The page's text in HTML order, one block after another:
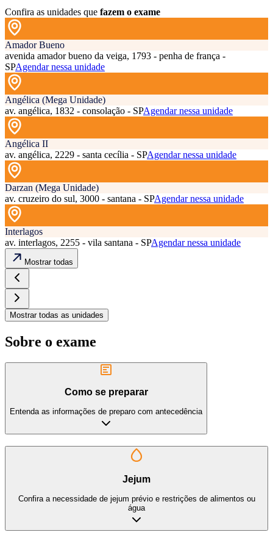
Confira as unidades que fazem o exame
Amador Bueno
avenida amador bueno da veiga, 1793 - penha de frança -
SPAgendar nessa unidade
Angélica (Mega Unidade)
av. angélica, 1832 - consolação - SPAgendar nessa unidade
Angélica II
av. angélica, 2229 - santa cecília - SPAgendar nessa unidade
Darzan (Mega Unidade)
av. cruzeiro do sul, 3000 - santana - SPAgendar nessa unidade
Interlagos
av. interlagos, 2255 - vila santana - SPAgendar nessa unidade
Mostrar todas
Mostrar todas as unidades
Sobre o exame
Como se preparar
Entenda as informações de preparo com antecedência
Jejum
Confira a necessidade de jejum prévio e restrições de alimentos ou
água